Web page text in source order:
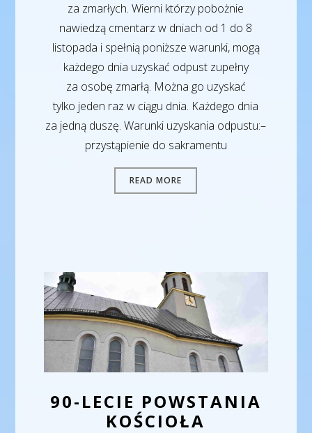
za zmarłych. Wierni którzy pobożnie
nawiedzą cmentarz w dniach od 1 do 8
listopada i spełnią poniższe warunki, mogą
każdego dnia uzyskać odpust zupełny
za osobę zmarłą. Można go uzyskać
tylko jeden raz w ciągu dnia. Każdego dnia
za jedną duszę. Warunki uzyskania odpustu:–
przystąpienie do sakramentu
READ MORE
90-LECIE POWSTANIA
KOŚCIOŁA